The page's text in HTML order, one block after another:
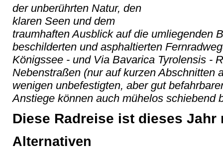
der unberührten Natur, den
klaren Seen und dem
traumhaften Ausblick auf die umliegenden
beschilderten und asphaltierten
Königssee - und Via Bavarica Tyrolensis -
Nebenstraßen (nur auf kurzen Abschnitten
wenigen unbefestigten, aber gut
Anstiege können auch mühelos schiebend
Diese Radreise ist dieses Jahr
Alternativen